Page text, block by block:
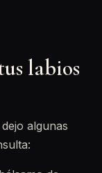
labios
algunas